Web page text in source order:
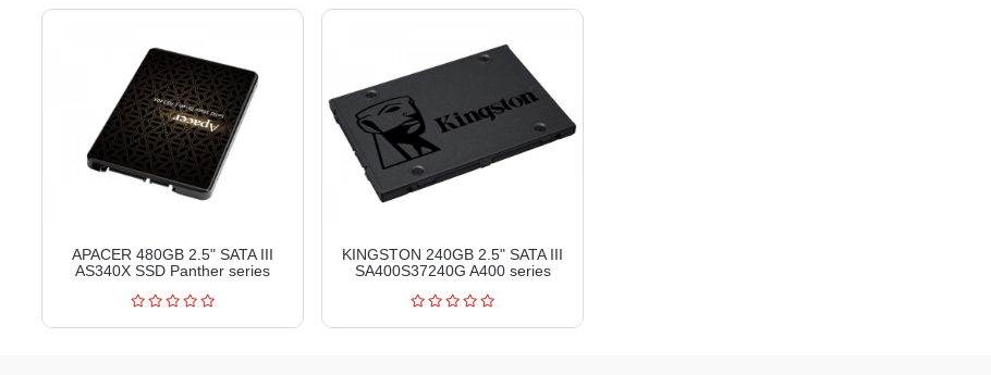
APACER 480GB 2.5" SATA III
AS340X SSD Panther series
KINGSTON 240GB 2.5" SATA III
SA400S37240G A400 series